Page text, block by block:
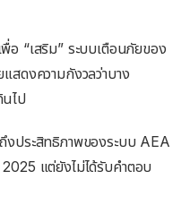
อ “เสริม” ระบบเตือนภัยของ
สดงความกังวลว่าบาง
ไป
งประสิทธิภาพของระบบ AEA
แต่ยังไม่ได้รับคำตอบ